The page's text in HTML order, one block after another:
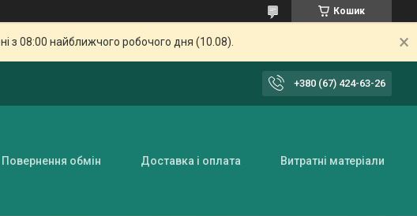
Кошик
з 08:00 найближчого робочого дня (10.08).
+380 (67) 424-63-26
Повернення обмін Доставка і оплата Витратні матеріали